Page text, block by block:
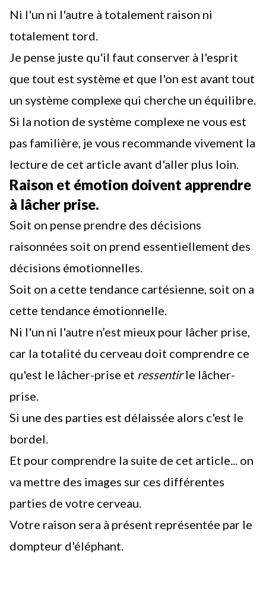
Ni l'un ni l'autre à totalement raison ni
totalement tord.
Je pense juste qu'il faut conserver à l'esprit
que tout est système et que l'on est avant tout
un système complexe qui cherche un équilibre.
Si la notion de système complexe ne vous est
pas familière, je vous recommande vivement la
lecture de cet article avant d'aller plus loin
Raison et émotion doivent apprendre
à lâcher prise.
Soit on pense prendre des décisions
raisonnées soit on prend essentiellement des
décisions émotionnelles.
Soit on a cette tendance cartésienne, soit on a
cette tendance émotionnelle.
Ni l'un ni l'autre n’est mieux pour lâcher prise,
car la totalité du cerveau doit comprendre ce
qu'est le lâcher-prise et ressentirle lâcher-
prise.
Si une des parties est délaissée alors c'est le
bordel.
Et pour comprendre la suite de cet article... on
va mettre des images sur ces différentes
parties de votre cerveau.
Votre raison sera à présent représentée par le
dompteur d'éléphant.